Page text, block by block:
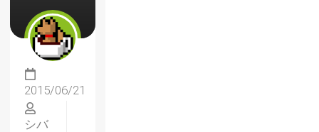
2015/06/21
シバ